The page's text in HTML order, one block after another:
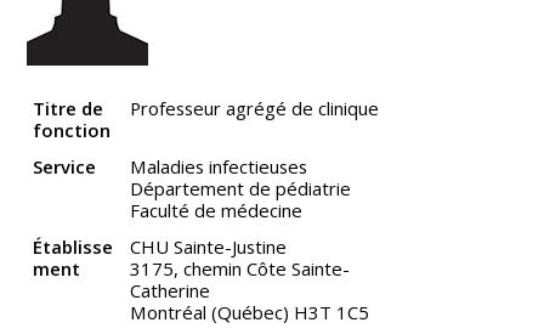
Titre de
fonction
Professeur agrégé de clinique
Service
Maladies infectieuses
Département de pédiatrie
Faculté de médecine
Établisse
ment
CHU Sainte-Justine
3175, chemin Côte Sainte-
Catherine
Montréal (Québec) H3T 1C5